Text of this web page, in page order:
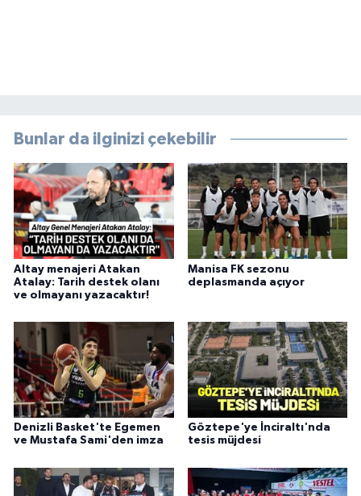
Bunlar da ilginizi çekebilir
Altay menajeri Atakan
Atalay: Tarih destek olanı
ve olmayanı yazacaktır!
Manisa FK sezonu
deplasmanda açıyor
Denizli Basket'te Egemen
ve Mustafa Sami'den imza
Göztepe'ye İnciraltı'nda
tesis müjdesi